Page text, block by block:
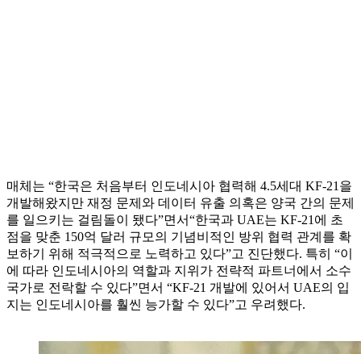
매체는 “한국은 처음부터 인도네시아 협력해 4.5세대 KF-21을
개발해왔지만 재정 문제와 데이터 유출 의혹은 양국 간의 문제
를 일으키는 걸림돌이 됐다”면서“한국과 UAE는 KF-21에 초
점을 맞춘 150억 달러 규모의 기념비적인 방위 협력 관계를 확
보하기 위해 적극적으로 노력하고 있다”고 진단했다. 특히 “이
에 따라 인도네시아의 역할과 지위가 전략적 파트너에서 소수
국가로 전락할 수 있다”면서 “KF-21 개발에 있어서 UAE의 입
지는 인도네시아를 훨씬 능가할 수 있다”고 우려했다.